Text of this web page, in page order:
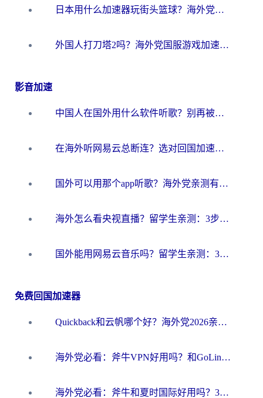
日本用什么加速器玩街头篮球？海外党国服游戏不卡顿的终极攻略
外国人打刀塔2吗？海外党国服游戏加速避坑全攻略
影音加速
中国人在国外用什么软件听歌？别再被地域限制卡脖子，这篇教你轻松解锁国内音乐库
在海外听网易云总断连？选对回国加速器，告别地区限制和卡顿
国外可以用那个app听歌？海外党亲测有效的回国加速方案，轻松听国内音乐听书
海外怎么看央视直播？留学生亲测：3步解决版权限制+追剧自由
国外能用网易云音乐吗？留学生亲测：3步解决海外听歌难题
免费回国加速器
Quickback和云帆哪个好？海外党2026亲测指南：选对加速器大陆工具，无缝刷国内剧玩国服
海外党必看：斧牛VPN好用吗？和GoLinkVPN对比哪个回国效果更好？
海外党必看：斧牛和夏时国际好用吗？3步选对回国加速器，无缝刷国内资源